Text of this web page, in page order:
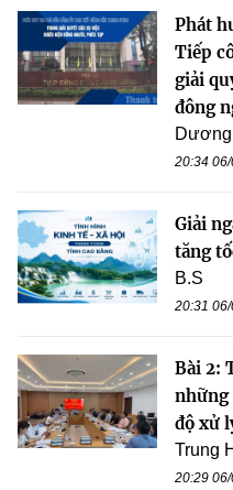
Phát
Tiếp
giải
đông
20:34
Giải
tăng
B.S
20:31
Bài 2:
những
độ xử
Trung
20:29